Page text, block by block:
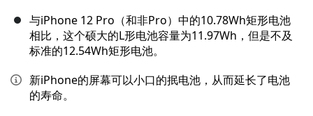
与iPhone 12 Pro（和非Pro）中的10.78Wh矩形电池
相比，这个硕大的L形电池容量为11.97Wh，但是不及
标准的12.54Wh矩形电池。
新iPhone的屏幕可以小口的抿电池，从而延长了电池
的寿命。